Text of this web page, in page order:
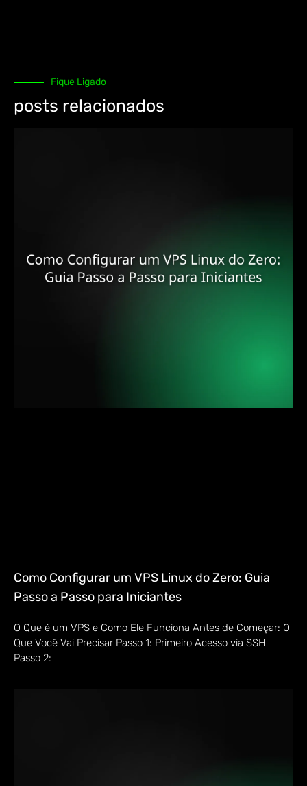
Fique Ligado
posts relacionados
Como Configurar um VPS Linux do Zero: Guia
Passo a Passo para Iniciantes
O Que é um VPS e Como Ele Funciona Antes de Começar: O
Que Você Vai Precisar Passo 1: Primeiro Acesso via SSH
Passo 2: